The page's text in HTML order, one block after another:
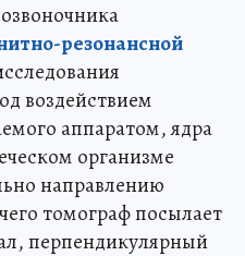
резонансной
воздействием
аппаратом, ядра
организме
направлению
томограф посылает
перпендикулярный